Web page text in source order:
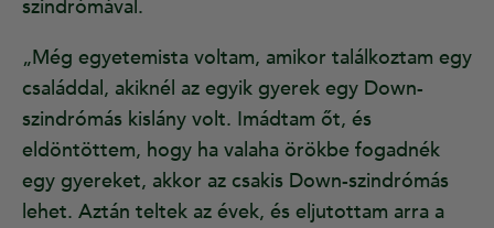
szindrómával.
„Még egyetemista voltam, amikor találkoztam egy
családdal, akiknél az egyik gyerek egy Down-
szindrómás kislány volt. Imádtam őt, és
eldöntöttem, hogy ha valaha örökbe fogadnék
egy gyereket, akkor az csakis Down-szindrómás
lehet. Aztán teltek az évek, és eljutottam arra a